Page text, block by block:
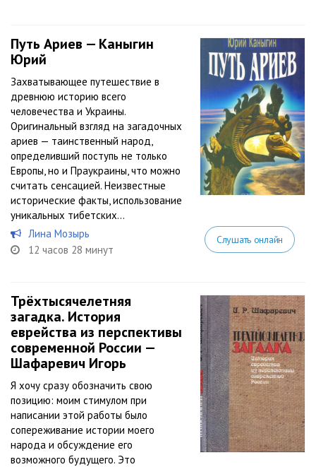
Путь Ариев — Каныгин
Юрий
Захватывающее путешествие в
древнюю историю всего
человечества и Украины.
Оригинальный взгляд на загадочных
ариев — таинственный народ,
определивший поступь не только
Европы, но и Праукраины, что можно
считать сенсацией. Неизвестные
исторические факты, использование
уникальных тибетских...
Лина Мозырь
12 часов 28 минут
Слушать онлайн
Трёхтысячелетняя
загадка. История
еврейства из перспективы
современной России —
Шафаревич Игорь
Я хочу сразу обозначить свою
позицию: моим стимулом при
написании этой работы было
сопереживание истории моего
народа и обсуждение его
возможного будущего. Это